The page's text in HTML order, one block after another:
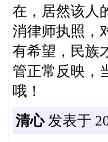
在，居然该人
消律师执照，
有希望，民族
管正常反映，
哦！
清心发表于